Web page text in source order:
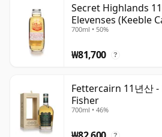
Secret Highlands
Elevenses (Keeble
700ml • 50%
₩81,700 ?
Fettercairn 11년산
Fisher
700ml • 46%
?